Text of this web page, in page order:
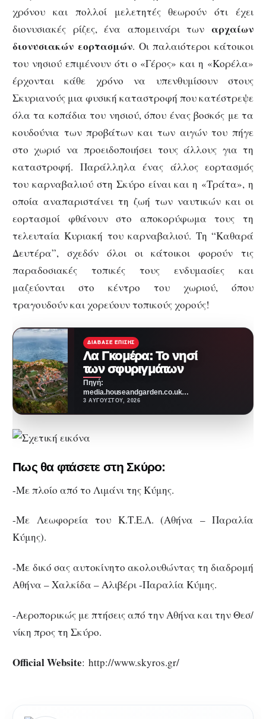
χρόνου και πολλοί μελετητές θεωρούν ότι έχει
διονυσιακές ρίζες, ένα απομεινάρι των αρχαίων
διονυσιακών εορτασμών. Οι παλαιότεροι κάτοικοι
του νησιού επιμένουν ότι ο «Γέρος» και η «Κορέλα»
έρχονται κάθε χρόνο να υπενθυμίσουν στους
Σκυριανούς μια φυσική καταστροφή που κατέστρεψε
όλα τα κοπάδια του νησιού, όπου ένας βοσκός με τα
κουδούνια των προβάτων και των αιγών του πήγε
στο χωριό να προειδοποιήσει τους άλλους για τη
καταστροφή. Παράλληλα ένας άλλος εορτασμός
του καρναβαλιού στη Σκύρο είναι και η «Τράτα», η
οποία αναπαριστάνει τη ζωή των ναυτικών και οι
εορτασμοί φθάνουν στο αποκορύφωμα τους τη
τελευταία Κυριακή του καρναβαλιού. Τη “Καθαρά
Δευτέρα”, σχεδόν όλοι οι κάτοικοι φορούν τις
παραδοσιακές τοπικές τους ενδυμασίες και
μαζεύονται στο κέντρο του χωριού, όπου
τραγουδούν και χορεύουν τοπικούς χορούς!
ΔΙΆΒΑΣΕ ΕΠΊΣΗΣ
Λα Γκομέρα: Το νησί
των σφυριγμάτων
Πηγή:
media.houseandgarden.co.ukΜακριά
από τα πολύβουα θέρετρα και τις
3 ΑΥΓΟΎΣΤΟΥ, 2026
Πως θα φτάσετε στη Σκύρο:
-Με πλοίο από το Λιμάνι της Κύμης.
-Με Λεωφορεία του Κ.Τ.Ε.Λ. (Αθήνα – Παραλία
Κύμης).
-Με δικό σας αυτοκίνητο ακολουθώντας τη διαδρομή
Αθήνα – Χαλκίδα – Αλιβέρι -Παραλία Κύμης.
-Αεροπορικώς με πτήσεις από την Αθήνα και την Θεσ/
νίκη προς τη Σκύρο.
Official Website: http://www.skyros.gr/